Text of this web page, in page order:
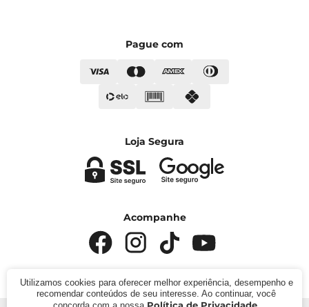
Pague com
Loja Segura
Acompanhe
Utilizamos cookies para oferecer melhor experiência, desempenho e
recomendar conteúdos de seu interesse. Ao continuar, você